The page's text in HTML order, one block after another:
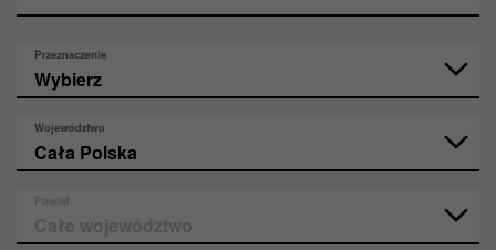
Przeznaczenie
Województwo